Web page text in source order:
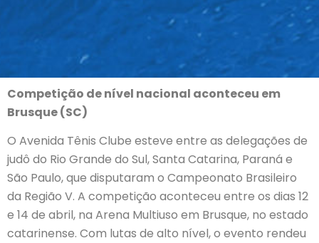
Competição de nível nacional aconteceu em
Brusque (SC)
O Avenida Tênis Clube esteve entre as delegações de
judô do Rio Grande do Sul, Santa Catarina, Paraná e
São Paulo, que disputaram o Campeonato Brasileiro
da Região V. A competição aconteceu entre os dias 12
e 14 de abril, na Arena Multiuso em Brusque, no estado
catarinense. Com lutas de alto nível, o evento rendeu